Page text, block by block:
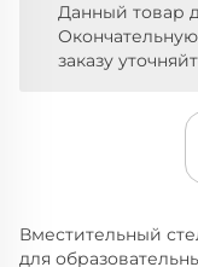
Данный товар
заказу
Вместительный
для